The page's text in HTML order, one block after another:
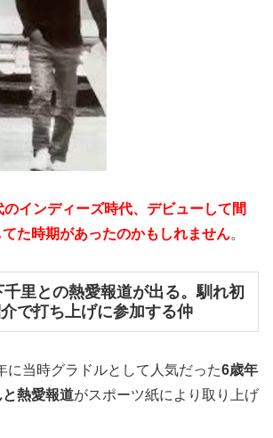
のインディーズ時代、デビューして間
た時期があったのかもしれません。
里との熱愛報道が出る。馴れ初
で打ち上げに参加する仲
に当時グラドルとして人気だった6歳年
熱愛報道がスポーツ紙により取り上げ